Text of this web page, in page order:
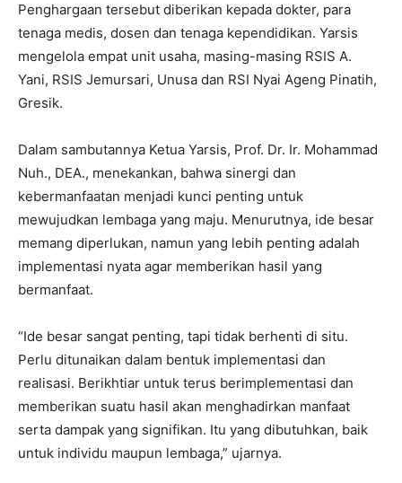
Penghargaan tersebut diberikan kepada dokter, para
tenaga medis, dosen dan tenaga kependidikan. Yarsis
mengelola empat unit usaha, masing-masing RSIS A.
Yani, RSIS Jemursari, Unusa dan RSI Nyai Ageng Pinatih,
Gresik.
Dalam sambutannya Ketua Yarsis, Prof. Dr. Ir. Mohammad
Nuh., DEA., menekankan, bahwa sinergi dan
kebermanfaatan menjadi kunci penting untuk
mewujudkan lembaga yang maju. Menurutnya, ide besar
memang diperlukan, namun yang lebih penting adalah
implementasi nyata agar memberikan hasil yang
bermanfaat.
“Ide besar sangat penting, tapi tidak berhenti di situ.
Perlu ditunaikan dalam bentuk implementasi dan
realisasi. Berikhtiar untuk terus berimplementasi dan
memberikan suatu hasil akan menghadirkan manfaat
serta dampak yang signifikan. Itu yang dibutuhkan, baik
untuk individu maupun lembaga,” ujarnya.